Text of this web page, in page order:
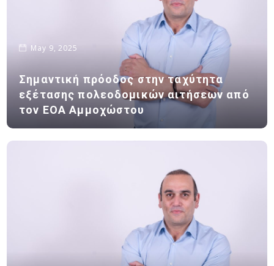
May 9, 2025
Σημαντική πρόοδος στην ταχύτητα
εξέτασης πολεοδομικών αιτήσεων από
τον ΕΟΑ Αμμοχώστου